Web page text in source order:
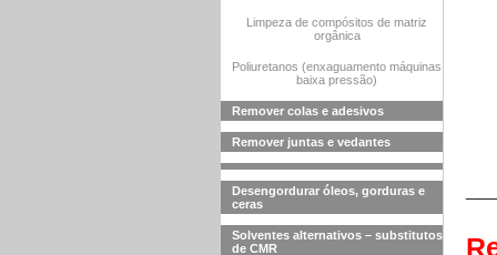
Limpeza de compósitos de matriz
orgânica
Poliuretanos (enxaguamento máquinas
baixa pressão)
Remover colas e adesivos
Remover juntas e vedantes
Desengordurar óleos, gorduras e
ceras
Solventes alternativos – substitutos
de CMR